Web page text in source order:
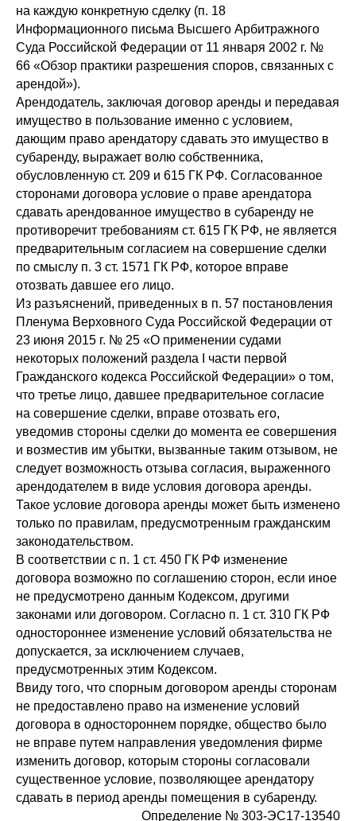
на каждую конкретную сделку (п. 18
Информационного письма Высшего Арбитражного
Суда Российской Федерации от 11 января 2002 г. №
66 «Обзор практики разрешения споров, связанных с
арендой»).
Арендодатель, заключая договор аренды и передавая
имущество в пользование именно с условием,
дающим право арендатору сдавать это имущество в
субаренду, выражает волю собственника,
обусловленную ст. 209 и 615 ГК РФ. Согласованное
сторонами договора условие о праве арендатора
сдавать арендованное имущество в субаренду не
противоречит требованиям ст. 615 ГК РФ, не является
предварительным согласием на совершение сделки
по смыслу п. 3 ст. 1571 ГК РФ, которое вправе
отозвать давшее его лицо.
Из разъяснений, приведенных в п. 57 постановления
Пленума Верховного Суда Российской Федерации от
23 июня 2015 г. № 25 «О применении судами
некоторых положений раздела I части первой
Гражданского кодекса Российской Федерации» о том,
что третье лицо, давшее предварительное согласие
на совершение сделки, вправе отозвать его,
уведомив стороны сделки до момента ее совершения
и возместив им убытки, вызванные таким отзывом, не
следует возможность отзыва согласия, выраженного
арендодателем в виде условия договора аренды.
Такое условие договора аренды может быть изменено
только по правилам, предусмотренным гражданским
законодательством.
В соответствии с п. 1 ст. 450 ГК РФ изменение
договора возможно по соглашению сторон, если иное
не предусмотрено данным Кодексом, другими
законами или договором. Согласно п. 1 ст. 310 ГК РФ
одностороннее изменение условий обязательства не
допускается, за исключением случаев,
предусмотренных этим Кодексом.
Ввиду того, что спорным договором аренды сторонам
не предоставлено право на изменение условий
договора в одностороннем порядке, общество было
не вправе путем направления уведомления фирме
изменить договор, которым стороны согласовали
существенное условие, позволяющее арендатору
сдавать в период аренды помещения в субаренду.
Определение № 303-ЭС17-13540